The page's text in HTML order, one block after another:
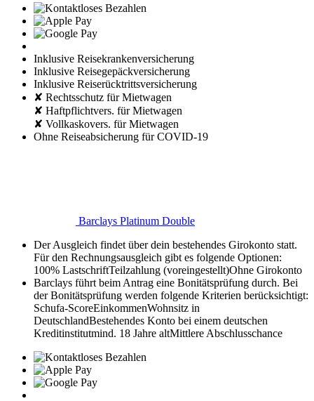
Inklusive Reisekrankenversicherung
Inklusive Reisegepäckversicherung
Inklusive Reiserücktrittsversicherung
✘ Rechtsschutz für Mietwagen
✘ Haftpflichtvers. für Mietwagen
✘ Vollkaskovers. für Mietwagen
Ohne Reiseabsicherung für COVID-19
Barclays Platinum Double
Der Ausgleich findet über dein bestehendes Girokonto statt.
Für den Rechnungsausgleich gibt es folgende Optionen:
100% LastschriftTeilzahlung (voreingestellt)Ohne Girokonto
Barclays führt beim Antrag eine Bonitätsprüfung durch. Bei
der Bonitätsprüfung werden folgende Kriterien berücksichtigt:
Schufa-ScoreEinkommenWohnsitz in
DeutschlandBestehendes Konto bei einem deutschen
Kreditinstitutmind. 18 Jahre altMittlere Abschlusschance